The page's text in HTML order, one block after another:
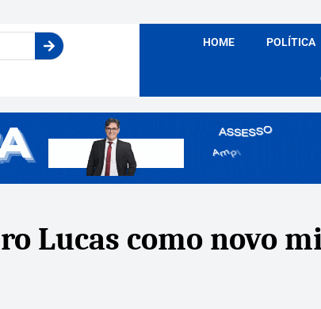
HOME POLÍTICA
Lucas como novo